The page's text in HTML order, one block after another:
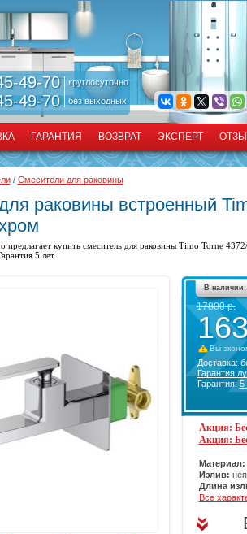
49-70
49-70
круглосуточно
без выходных
ГАРАНТИЯ ВОЗВРАТ ЭКСПЕРТ
/ Смесители для раковины
раковины встроенный
предлагает купить смеситель для раковины Timo Torne
5 лет.
В наличии:
17800р.
Вы
Доставка:
Гарантия
Гарантия:5
Акция:
Акция:
Материал:
Излив:
Длина
Все